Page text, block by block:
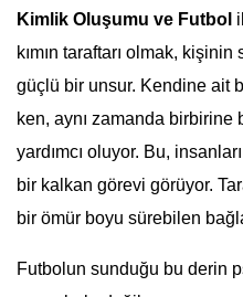
Kimlik Oluşumu ve Futbol
kımın taraftarı olmak,
güçlü bir unsur. Kendine ait
ken, aynı zamanda birbirine
yardımcı oluyor. Bu,
bir kalkan görevi görüyor.
bir ömür boyu sürebilen
Futbolun sunduğu bu derin